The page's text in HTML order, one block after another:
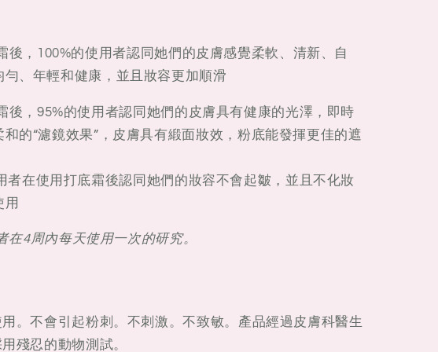
後，100%的使用者認同她們的皮膚感覺柔軟、清新、自
勻、年輕和健康，並且妝容更加順滑
後，95%的使用者認同她們的皮膚具有健康的光澤，即時
的“濾鏡效果”，皮膚具有緞面妝效，粉底能發揮更佳的遮
者在使用打底霜後認同她們的妝容不會起皺，並且不化妝
用
在4周內每天使用一次的研究。
。不會引起粉刺。不刺激。不致敏。產品經過皮膚科醫生
殘忍的動物測試。